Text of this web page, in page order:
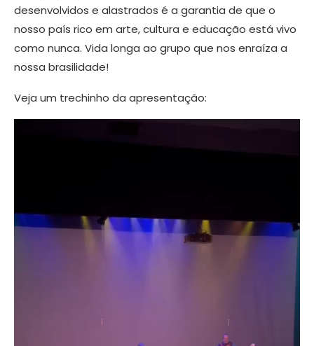
desenvolvidos e alastrados é a garantia de que o
nosso país rico em arte, cultura e educação está vivo
como nunca. Vida longa ao grupo que nos enraíza a
nossa brasilidade!
Veja um trechinho da apresentação: